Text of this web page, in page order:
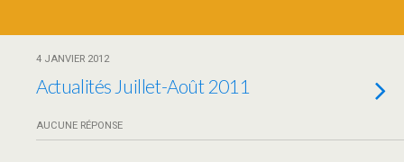
4 JANVIER 2012
Actualités Juillet-Août 2011
AUCUNE RÉPONSE